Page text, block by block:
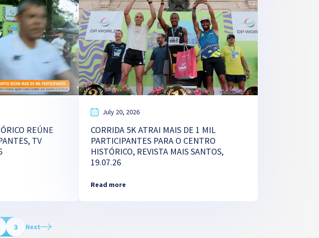
REÚNE
TV
July 20, 2026
CORRIDA 5K ATRAI MAIS DE 1 MIL
PARTICIPANTES PARA O CENTRO
HISTÓRICO, REVISTA MAIS SANTOS,
19.07.26
Read more
3 Next